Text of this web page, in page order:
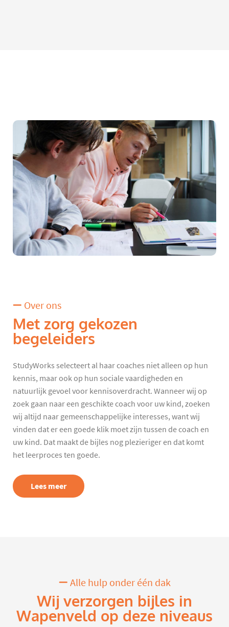
Over ons
Met zorg gekozen
begeleiders
StudyWorks selecteert al haar coaches niet alleen op hun
kennis, maar ook op hun sociale vaardigheden en
natuurlijk gevoel voor kennisoverdracht. Wanneer wij op
zoek gaan naar een geschikte coach voor uw kind, zoeken
wij altijd naar gemeenschappelijke interesses, want wij
vinden dat er een goede klik moet zijn tussen de coach en
uw kind. Dat maakt de bijles nog plezieriger en dat komt
het leerproces ten goede.
Lees meer
Alle hulp onder één dak
Wij verzorgen bijles in
Wapenveld op deze niveaus